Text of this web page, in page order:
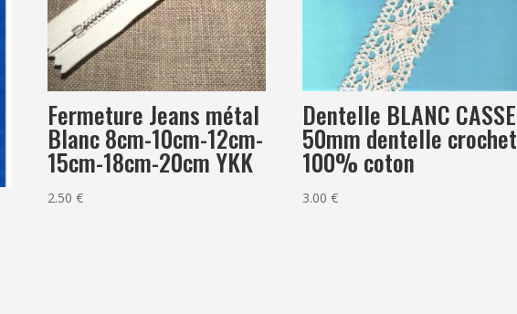
Fermeture Jeans métal
Blanc 8cm-10cm-12cm-
15cm-18cm-20cm YKK
2.50€
Dentelle BLANC CASSE
50mm dentelle crochet
100% coton
3.00€